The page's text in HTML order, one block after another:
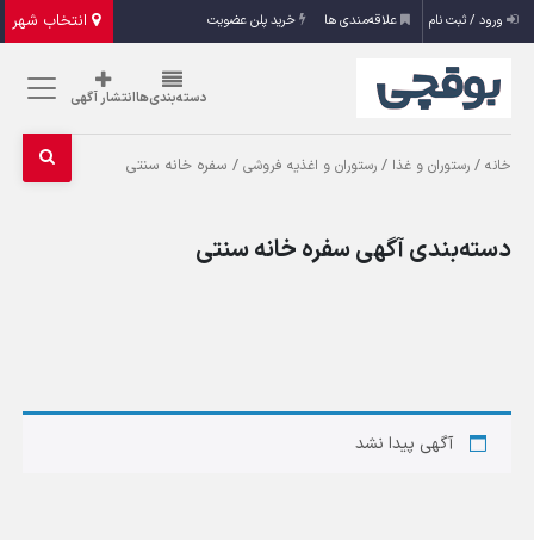
انتخاب شهر ورود / ثبت نام علاقه‌مندی ها خرید پلن عضویت
دسته‌بندی‌هاانتشار آگهی
خانه /رستوران و غذا /رستوران و اغذیه فروشی / سفره خانه سنتی
دسته‌بندی آگهی سفره خانه سنتی
آگهی پیدا نشد